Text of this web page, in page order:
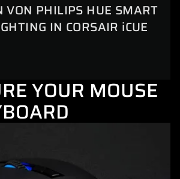
VON PHILIPS HUE SMART
IN CORSAIR iCUE
YOUR MOUSE